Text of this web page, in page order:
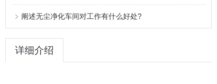
阐述无尘净化车间对工作有什么好处?
详细介绍